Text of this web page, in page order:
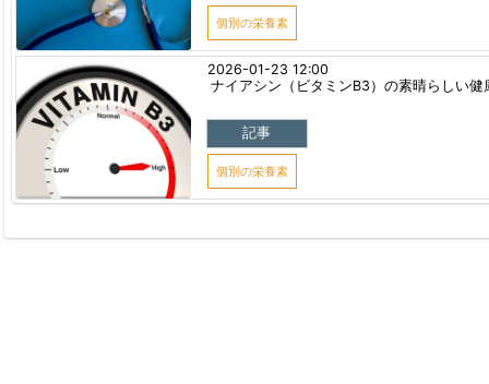
個別の栄養素
ナイアシン（ビタミンB3）の素晴らしい健
個別の栄養素
記事
2026-01-23 12:00